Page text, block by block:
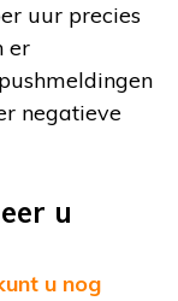
uur precies
er
negatieve
u
u nog